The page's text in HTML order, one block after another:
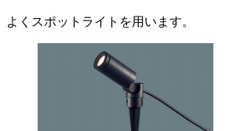
よくスポットライトを用います。